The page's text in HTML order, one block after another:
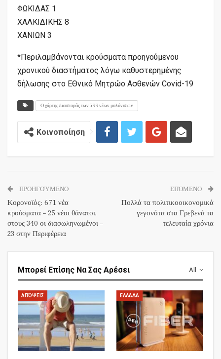
ΦΩΚΙΔΑΣ 1
ΧΑΛΚΙΔΙΚΗΣ 8
ΧΑΝΙΩΝ 3
*Περιλαμβάνονται κρούσματα προηγούμενου
χρονικού διαστήματος λόγω καθυστερημένης
δήλωσης στο ΕΘνικό Μητρώο Ασθενών Covid-19
Ο χάρτης διασποράς των 599 νέων μολύνσεων
Κοινοποίηση
ΠΡΟΗΓΟΎΜΕΝΟ
Κορονοϊός: 671 νέα
κρούσματα – 25 νέοι θάνατοι,
στους 340 οι διασωληνωμένοι –
23 στην Περιφέρεια
ΕΠΌΜΕΝΟ
Πολλά τα πολιτικοοικονομικά
γεγονότα στα Γρεβενά τα
τελευταία χρόνια
All
Μπορεί Επίσης Να Σας Αρέσει
ΑΠΌΨΕΙΣ ΕΛΛΆΔΑ